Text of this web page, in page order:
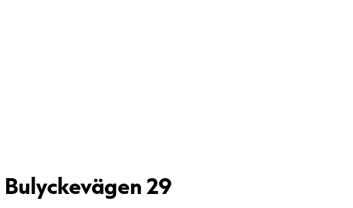
Bulyckevägen 29